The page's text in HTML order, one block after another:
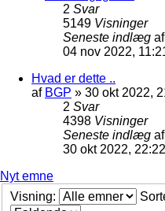
2 Svar
5149 Visninger
Seneste indlæg af
04 nov 2022,
Hvad er dette ..
af BGP » 30 okt 2022,
2 Svar
4398 Visninger
Seneste indlæg af
30 okt 2022, 22:22
Nyt emne
Visning: